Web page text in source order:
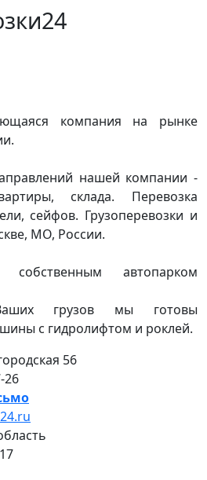
компания на рынке
нашей компании -
склада. Перевозка
сейфов. Грузоперевозки и
МО, России.
собственным автопарком
грузов мы готовы
с гидролифтом и роклей.
56
26